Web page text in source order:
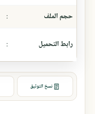
حجم الملف
:
رابط التحميل :
نسخ التوثيق